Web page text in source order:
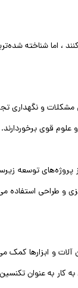
، اما شناخته
و نگهداری
قوی برخوردارند.
توسعه
و طراحی استفاده
و ابزارها کمک
کار به عنوان